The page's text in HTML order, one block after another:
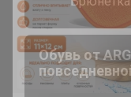
Брюнетка
Ликвидация
скидки до -